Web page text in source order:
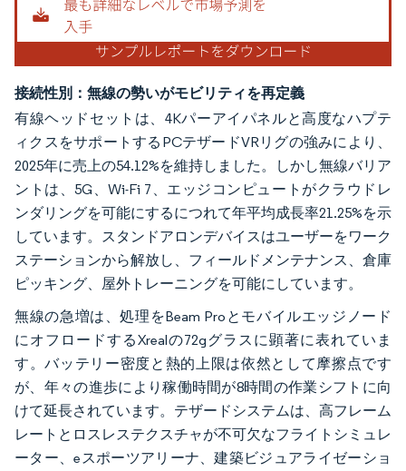
接続性別：無線の勢いがモビリティを再定義
有線ヘッドセットは、4Kパーアイパネルと高度なハプテ
ィクスをサポートするPCテザードVRリグの強みにより、
2025年に売上の54.12%を維持しました。しかし無線バリア
ントは、5G、Wi-Fi 7、エッジコンピュートがクラウドレ
ンダリングを可能にするにつれて年平均成長率21.25%を示
しています。スタンドアロンデバイスはユーザーをワーク
ステーションから解放し、フィールドメンテナンス、倉庫
ピッキング、屋外トレーニングを可能にしています。
無線の急増は、処理をBeam Proとモバイルエッジノード
にオフロードするXrealの72gグラスに顕著に表れていま
す。バッテリー密度と熱的上限は依然として摩擦点です
が、年々の進歩により稼働時間が8時間の作業シフトに向
けて延長されています。テザードシステムは、高フレーム
レートとロスレステクスチャが不可欠なフライトシミュレ
ーター、eスポーツアリーナ、建築ビジュアライゼーショ